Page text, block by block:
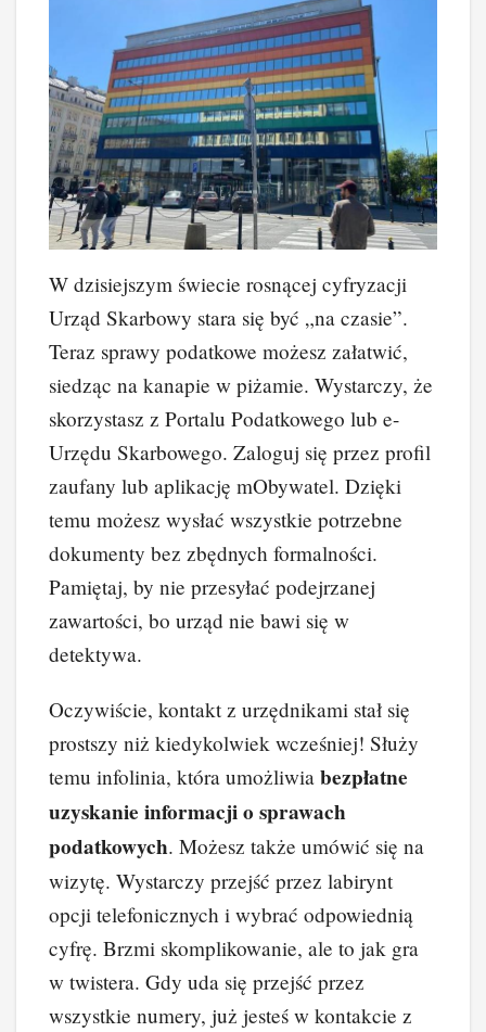
W dzisiejszym świecie rosnącej cyfryzacji
Urząd Skarbowy stara się być „na czasie”.
Teraz sprawy podatkowe możesz załatwić,
siedząc na kanapie w piżamie. Wystarczy, że
skorzystasz z Portalu Podatkowego lub e-
Urzędu Skarbowego. Zaloguj się przez profil
zaufany lub aplikację mObywatel. Dzięki
temu możesz wysłać wszystkie potrzebne
dokumenty bez zbędnych formalności.
Pamiętaj, by nie przesyłać podejrzanej
zawartości, bo urząd nie bawi się w
detektywa.
Oczywiście, kontakt z urzędnikami stał się
prostszy niż kiedykolwiek wcześniej! Służy
temu infolinia, która umożliwia bezpłatne
uzyskanie informacji o sprawach
podatkowych. Możesz także umówić się na
wizytę. Wystarczy przejść przez labirynt
opcji telefonicznych i wybrać odpowiednią
cyfrę. Brzmi skomplikowanie, ale to jak gra
w twistera. Gdy uda się przejść przez
wszystkie numery, już jesteś w kontakcie z